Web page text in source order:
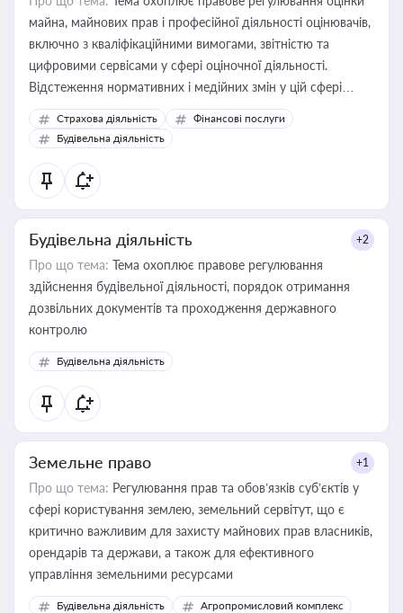
майна, майнових прав і професійної діяльності оцінювачів,
включно з кваліфікаційними вимогами, звітністю та
цифровими сервісами у сфері оціночної діяльності.
Відстеження нормативних і медійних змін у цій сфері
корисне для власника бізнесу, керівника, юриста або
бухгалтера під час оподаткування, приватизації, оренди
державного майна, корпоративних угод і перевірки
статусу суб'єктів оціночної діяльності
Страхова діяльність
Фінансові послуги
Будівельна діяльність
Будівельна діяльність +2
Про що тема: Тема охоплює правове регулювання
здійснення будівельної діяльності, порядок отримання
дозвільних документів та проходження державного
контролю
Будівельна діяльність
Земельне право +1
Про що тема: Регулювання прав та обов’язків суб’єктів у
сфері користування землею, земельний сервітут, що є
критично важливим для захисту майнових прав власників,
орендарів та держави, а також для ефективного
управління земельними ресурсами
Будівельна діяльність Агропромисловий комплекс